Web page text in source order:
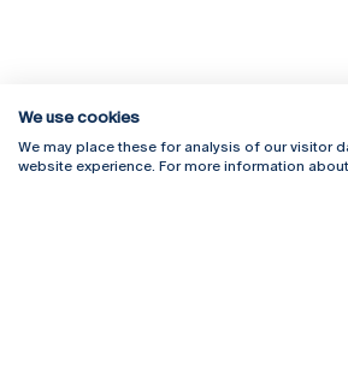
We use cookies
We may place these for analysis of our visitor
website experience. For more information